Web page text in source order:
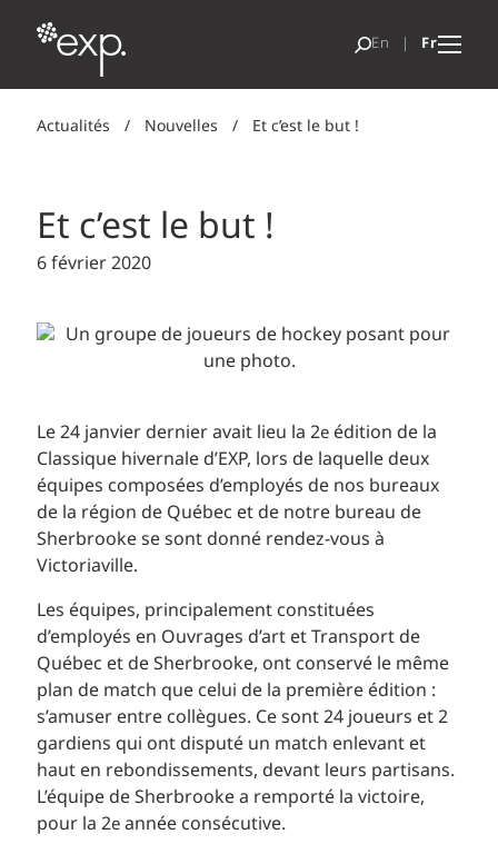
Actualités / Nouvelles / Et c’est le but !
Et c’est le but !
6 février 2020
Le 24 janvier dernier avait lieu la 2e édition de la
Classique hivernale d’EXP, lors de laquelle deux
équipes composées d’employés de nos bureaux
de la région de Québec et de notre bureau de
Sherbrooke se sont donné rendez-vous à
Victoriaville.
Les équipes, principalement constituées
d’employés en Ouvrages d’art et Transport de
Québec et de Sherbrooke, ont conservé le même
plan de match que celui de la première édition :
s’amuser entre collègues. Ce sont 24 joueurs et 2
gardiens qui ont disputé un match enlevant et
haut en rebondissements, devant leurs partisans.
L’équipe de Sherbrooke a remporté la victoire,
pour la 2eannée consécutive.